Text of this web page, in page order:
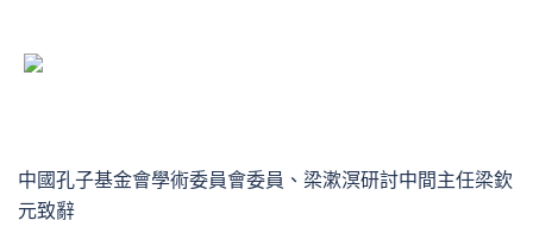
中國孔子基金會學術委員會委員、梁漱溟研討中間主任梁欽
元致辭